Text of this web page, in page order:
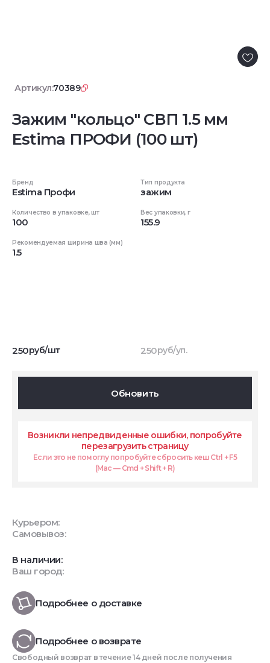
Артикул:70389
Зажим "кольцо" СВП 1.5 мм
Estima ПРОФИ (100 шт)
Бренд
Estima Профи
Тип продукта
зажим
Количество в упаковке, шт
100
Вес упаковки, г
155.9
Рекомендуемая ширина шва (мм)
1.5
250руб/шт 250руб/уп.
Обновить
Возникли непредвиденные ошибки, попробуйте
перезагрузить страницу
Если это не помоглу попробуйте сбросить кеш Ctrl + F5
(Mac — Cmd + Shift + R)
Курьером:
Самовывоз:
В наличии:
Ваш город:
Подробнее о доставке
Подробнее о возврате
Свободный возврат в течение 14 дней после получения